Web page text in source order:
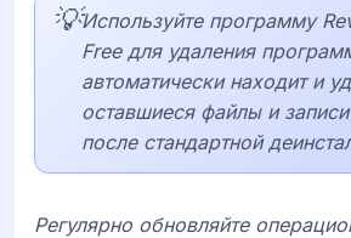
💡Используйте программу
Free для удаления
автоматически находит и
оставшиеся файлы и
после стандартной
Регулярно обновляйте